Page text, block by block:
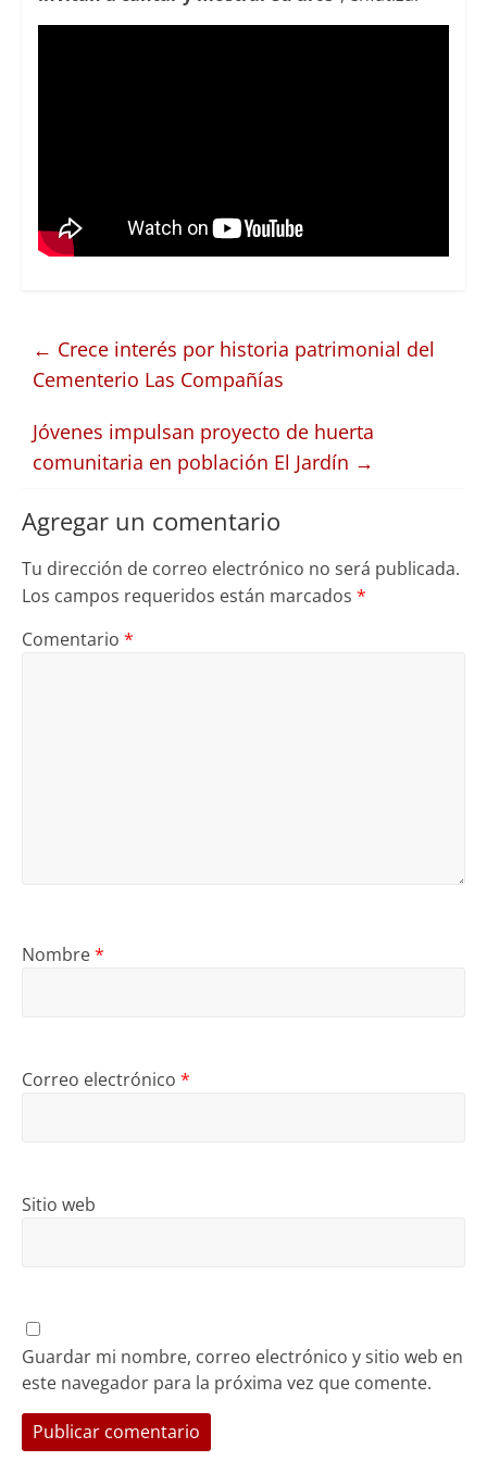
← Crece interés por historia patrimonial del
Cementerio Las Compañías
Jóvenes impulsan proyecto de huerta
comunitaria en población El Jardín →
Agregar un comentario
Tu dirección de correo electrónico no será publicada.
Los campos requeridos están marcados *
Comentario *
Nombre*
Correo electrónico *
Sitio web
Guardar mi nombre, correo electrónico y sitio web en
este navegador para la próxima vez que comente.